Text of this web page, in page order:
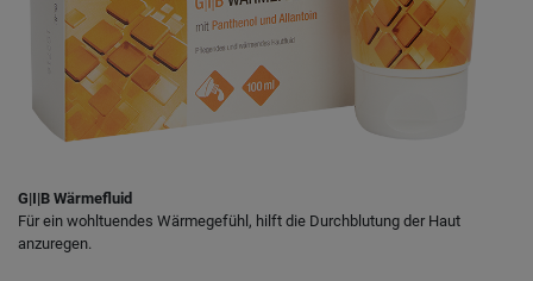
G|I|B Wärmefluid
Für ein wohltuendes Wärmegefühl, hilft die Durchblutung der Haut
anzuregen.